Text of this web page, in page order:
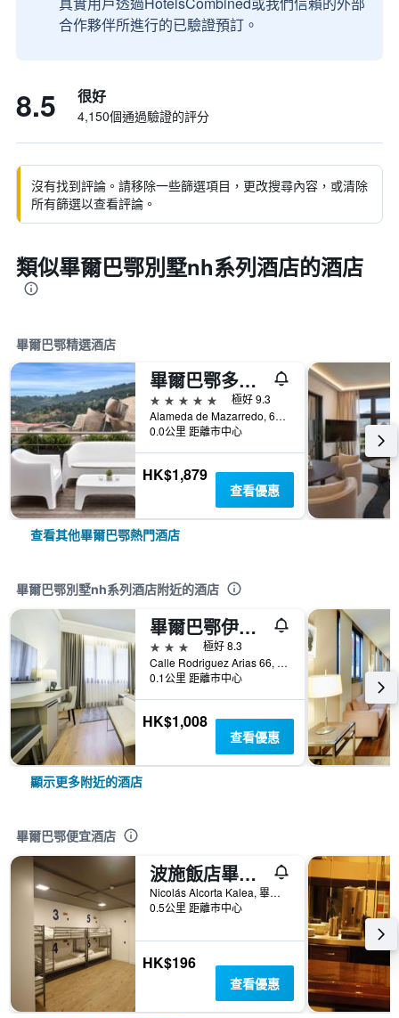
合作夥伴所進行的已驗證預訂。
8.5 很好
4,150個通過驗證的評分
沒有找到評論。請移除一些篩選項目，更改搜尋內容，或清除
所有篩選以查看評論。
類似畢爾巴鄂別墅nh系列酒店的酒店
畢爾巴鄂精選酒店
畢爾巴鄂多蒙大酒店 - 畢爾巴鄂
5星級
極好 9.3
Alameda de Mazarredo, 61, 畢爾巴鄂, 比斯開省, 西班牙
0.0公里 距離市中心
HK$1,879
查看優惠
查看其他畢爾巴鄂熱門酒店
畢爾巴鄂別墅nh系列酒店附近的酒店
畢爾巴鄂伊魯寧酒店
3星級
極好 8.3
Calle Rodriguez Arias 66, 畢爾巴鄂, 比斯開省, 西班牙
0.1公里 距離市中心
HK$1,008
查看優惠
顯示更多附近的酒店
畢爾巴鄂便宜酒店
波施飯店畢爾巴都會青年旅舍
Nicolás Alcorta Kalea, 畢爾巴鄂, 比斯開省, 西班牙
0.5公里 距離市中心
HK$196
查看優惠